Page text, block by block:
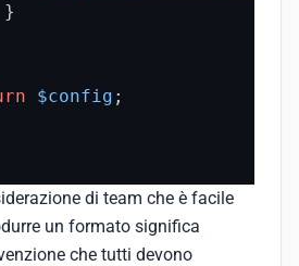
$config ;
di team che è facile
un formato significa
che tutti devono